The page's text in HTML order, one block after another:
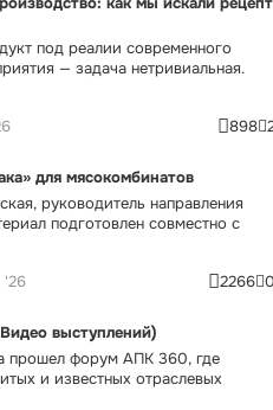
под реалии современного
— задача нетривиальная.
898
для мясокомбинатов
руководитель направления
подготовлен совместно с
'26 2266
выступлений)
прошел форум АПК 360, где
и известных отраслевых